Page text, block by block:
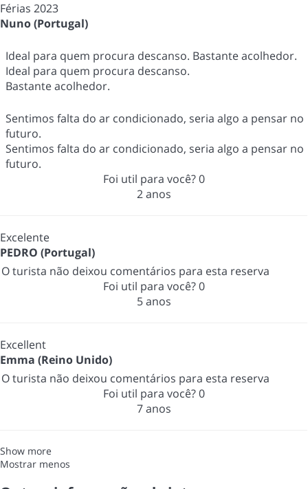
Férias 2023
Nuno (Portugal)
Ideal para quem procura descanso. Bastante acolhedor.
Ideal para quem procura descanso.
Bastante acolhedor.
Sentimos falta do ar condicionado, seria algo a pensar no
futuro.
Sentimos falta do ar condicionado, seria algo a pensar no
futuro.
Foi util para você?0
2 anos
Excelente
PEDRO (Portugal)
O turista não deixou comentários para esta reserva
Foi util para você?0
5 anos
Excellent
Emma (Reino Unido)
O turista não deixou comentários para esta reserva
Foi util para você?0
7 anos
Show more
Mostrar menos